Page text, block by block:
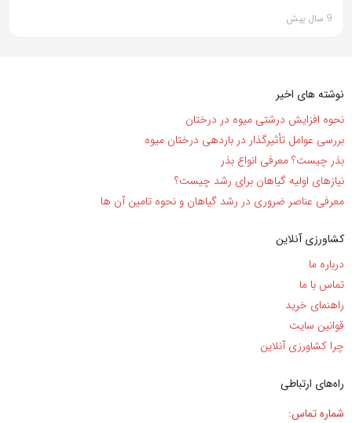
9 سال پیش
نوشته های اخیر
نحوه افزایش درشتی میوه در درختان
بررسی عوامل تأثیرگذار در باردهی درختان میوه
بذر چیست؟ معرفی انواع بذر
نیاز‌های اولیه گیاهان برای رشد چیست؟
معرفی عناصر ضروری در رشد گیاهان و نحوه تامین آن ها
کشاورزی آنلاین
درباره ما
تماس با ما
راهنمای خرید
قوانین سایت
چرا کشاورزی آنلاین
راه‌های ارتباطی
شماره تماس: